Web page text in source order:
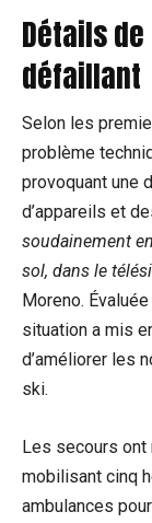
Détails
défaillant
Selon les
problème
provoquant une
d’appareils et
soudainement
sol, dans le
Moreno.
situation a mis
d’améliorer les
ski.
Les secours ont
mobilisant cinq
ambulances